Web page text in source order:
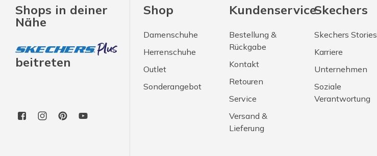
Shops in deiner
Nähe
beitreten
Shop
Damenschuhe
Herrenschuhe
Outlet
Sonderangebot
Kundenservice
Bestellung &
Rückgabe
Kontakt
Retouren
Service
Versand &
Lieferung
Skechers
Skechers Stories
Karriere
Unternehmen
Soziale
Verantwortung